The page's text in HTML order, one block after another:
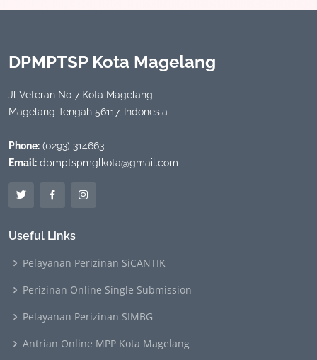
DPMPTSP Kota Magelang
Jl Veteran No 7 Kota Magelang
Magelang Tengah 56117, Indonesia
Phone: (0293) 314663
Email: dpmptspmglkota@gmail.com
Useful Links
Pelayanan Perizinan SiCANTIK
Perizinan Online Single Submission
Pelayanan Perizinan SIMBG
Antrian Online MPP Kota Magelang